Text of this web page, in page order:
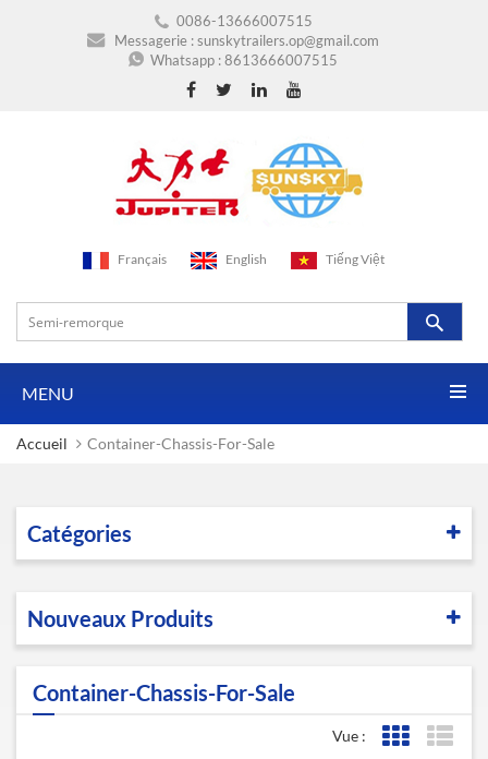
0086-13666007515
Messagerie :sunskytrailers.op@gmail.com
Whatsapp :8613666007515
Français English Tiếng Việt
MENU
Accueil Container-Chassis-For-Sale
Catégories
Nouveaux Produits
Container-Chassis-For-Sale
Vue : Affichage